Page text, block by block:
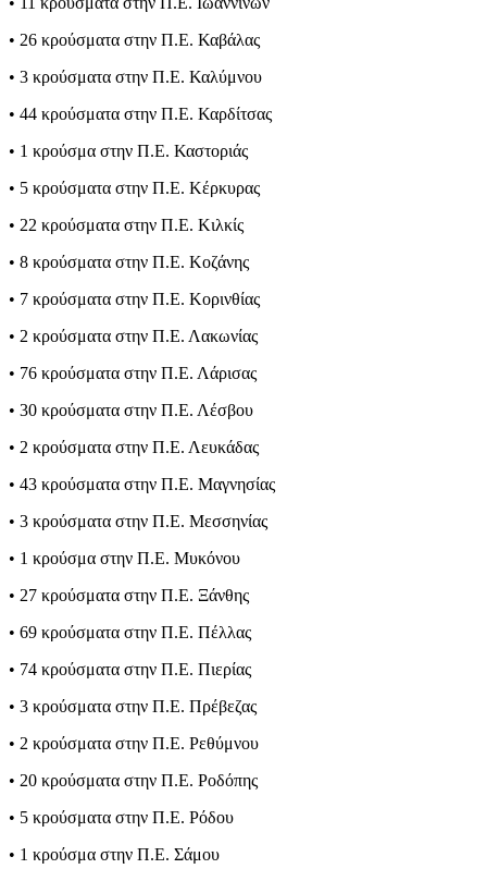
• 26 κρούσματα στην Π.Ε. Καβάλας
• 3 κρούσματα στην Π.Ε. Καλύμνου
• 44 κρούσματα στην Π.Ε. Καρδίτσας
• 1 κρούσμα στην Π.Ε. Καστοριάς
• 5 κρούσματα στην Π.Ε. Κέρκυρας
• 22 κρούσματα στην Π.Ε. Κιλκίς
• 8 κρούσματα στην Π.Ε. Κοζάνης
• 7 κρούσματα στην Π.Ε. Κορινθίας
• 2 κρούσματα στην Π.Ε. Λακωνίας
• 76 κρούσματα στην Π.Ε. Λάρισας
• 30 κρούσματα στην Π.Ε. Λέσβου
• 2 κρούσματα στην Π.Ε. Λευκάδας
• 43 κρούσματα στην Π.Ε. Μαγνησίας
• 3 κρούσματα στην Π.Ε. Μεσσηνίας
• 1 κρούσμα στην Π.Ε. Μυκόνου
• 27 κρούσματα στην Π.Ε. Ξάνθης
• 69 κρούσματα στην Π.Ε. Πέλλας
• 74 κρούσματα στην Π.Ε. Πιερίας
• 3 κρούσματα στην Π.Ε. Πρέβεζας
• 2 κρούσματα στην Π.Ε. Ρεθύμνου
• 20 κρούσματα στην Π.Ε. Ροδόπης
• 5 κρούσματα στην Π.Ε. Ρόδου
• 1 κρούσμα στην Π.Ε. Σάμου